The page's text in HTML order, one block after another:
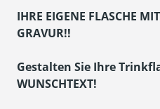
IHRE EIGENE FLASCHE
GRAVUR!!
Gestalten Sie Ihre
WUNSCHTEXT!